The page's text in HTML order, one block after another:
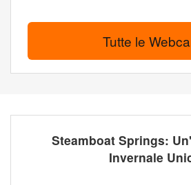
Tutte le
Steamboat Springs:
Invernale